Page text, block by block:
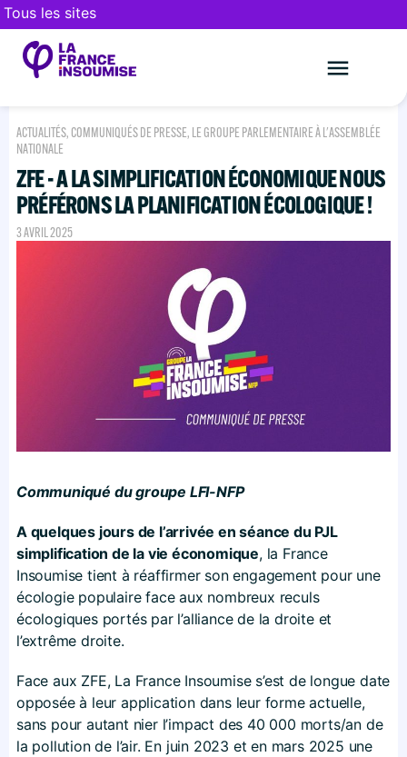
Tous les sites
ACTUALITÉS, COMMUNIQUÉS DE PRESSE, LE GROUPE PARLEMENTAIRE À L'ASSEMBLÉE
NATIONALE
ZFE - A LA SIMPLIFICATION ÉCONOMIQUE NOUS
PRÉFÉRONS LA PLANIFICATION ÉCOLOGIQUE !
3 AVRIL 2025
Communiqué du groupe LFI-NFP
A quelques jours de l’arrivée en séance du PJL
simplification de la vie économique, la France
Insoumise tient à réaffirmer son engagement pour une
écologie populaire face aux nombreux reculs
écologiques portés par l’alliance de la droite et
l’extrême droite.
Face aux ZFE, La France Insoumise s’est de longue date
opposée à leur application dans leur forme actuelle,
sans pour autant nier l’impact des 40 000 morts/an de
la pollution de l’air. En juin 2023 et en mars 2025 une